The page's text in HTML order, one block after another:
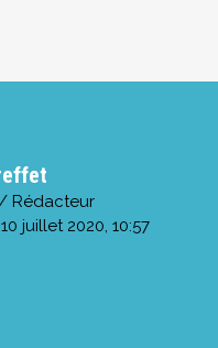
Rédacteur
juillet 2020, 10:57